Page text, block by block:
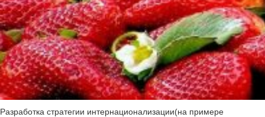
Разработка стратегии интернационализации(на примере